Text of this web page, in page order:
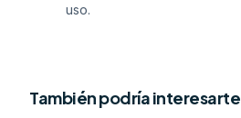
uso.
También podría interesarte